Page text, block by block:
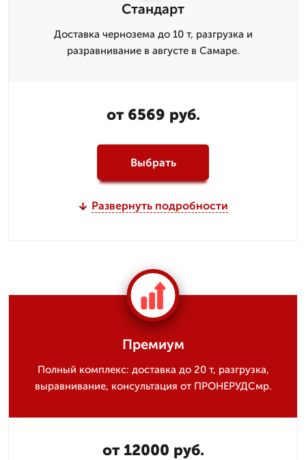
Стандарт
Доставка чернозема до 10 т, разгрузка и
разравнивание в августе в Самаре.
от 6569 руб.
Выбрать
Развернуть подробности
Премиум
Полный комплекс: доставка до 20 т, разгрузка,
выравнивание, консультация от ПРОНЕРУДСмр.
от 12000 руб.